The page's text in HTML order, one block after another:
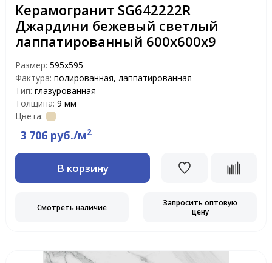
Керамогранит SG642222R
Джардини бежевый светлый
лаппатированный 600х600х9
Размер: 595x595
Фактура: полированная, лаппатированная
Тип: глазурованная
Толщина: 9 мм
Цвета:
3 706 руб./м2
В корзину
Смотреть наличие
Запросить оптовую
цену